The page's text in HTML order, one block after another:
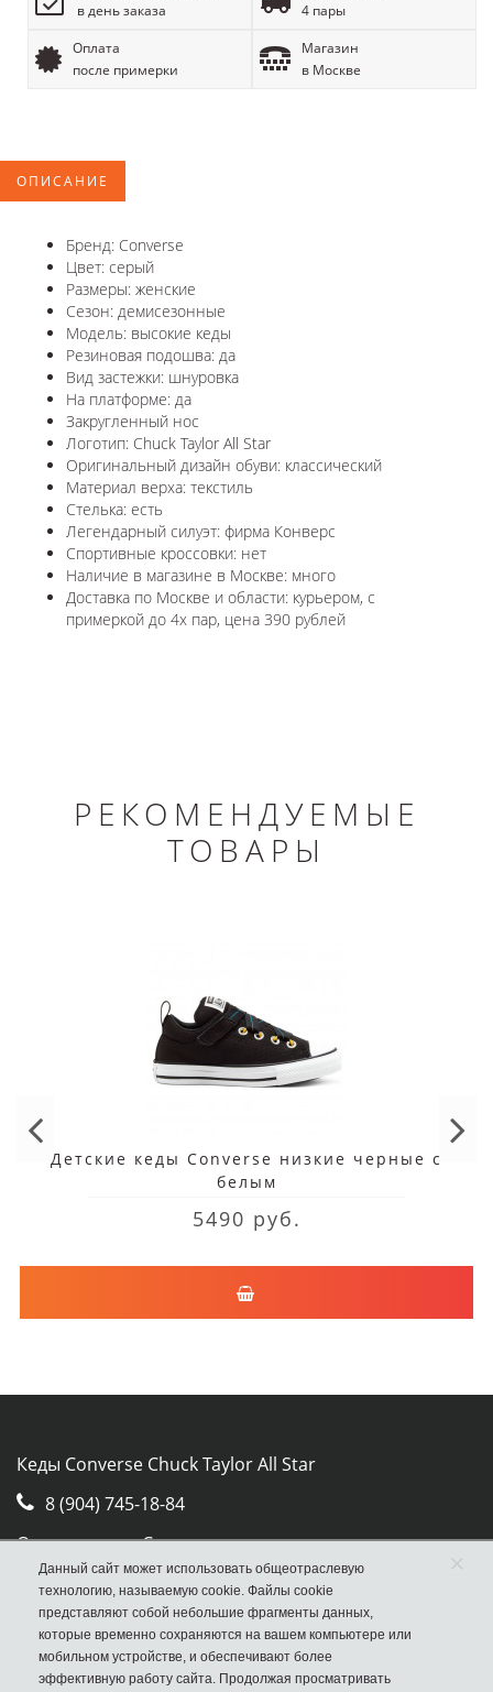
в день заказа
4 пары
Оплата
после примерки
Магазин
в Москве
ОПИСАНИЕ
Бренд: Converse
Цвет: серый
Размеры: женские
Сезон: демисезонные
Модель: высокие кеды
Резиновая подошва: да
Вид застежки: шнуровка
На платформе: да
Закругленный нос
Логотип: Chuck Taylor All Star
Оригинальный дизайн обуви: классический
Материал верха: текстиль
Стелька: есть
Легендарный силуэт: фирма Конверс
Спортивные кроссовки: нет
Наличие в магазине в Москве: много
Доставка по Москве и области: курьером, с
примеркой до 4х пар, цена 390 рублей
РЕКОМЕНДУЕМЫЕ
ТОВАРЫ
Детские кеды Converse низкие черные с
белым
5490 руб.
Кеды Converse Chuck Taylor All Star
8 (904) 745-18-84
Отдел продаж Converse
Москва, ул. Авиамоторная, д.50, стр. 2, оф. 30
Данный сайт может использовать общеотраслевую
технологию, называемую cookie. Файлы cookie
представляют собой небольшие фрагменты данных,
которые временно сохраняются на вашем компьютере или
мобильном устройстве, и обеспечивают более
эффективную работу сайта. Продолжая просматривать
×